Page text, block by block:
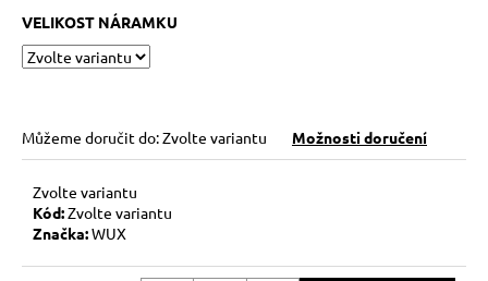
VELIKOST NÁRAMKU
Můžeme doručit do:Zvolte variantu Možnosti doručení
Zvolte variantu
Kód:Zvolte variantu
Značka:WUX
Kč
Původně:
89